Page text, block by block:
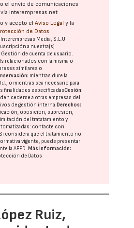
el envío de comunicaciones
interempresas.net
y acepto elAviso Legal y la
de Datos
Interempresas Media, S.L.U.
a nuestra(s)
de cuenta de usuario.
relacionados con la misma o
similares o
mientras dure la
o mientras sea necesario para
finalidades especificadasCesión:
cederse a otras empresas del
de gestión interna. Derechos:
oposición, supresión,
del tratatamiento y
contacte con
considera que el tratamiento no
vigente, puede presentar
laAEPD. Más información:
de Datos
Ruiz,